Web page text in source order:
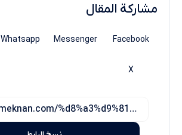
مشاركة المقال
Facebook
Messenger
Whatsapp
X